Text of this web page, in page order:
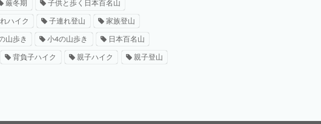
厳冬期 子供と歩く日本百名山
ハイク 子連れ登山 家族登山
山歩き 小4の山歩き 日本百名山
背負子ハイク 親子ハイク 親子登山